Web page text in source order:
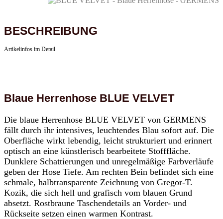
BESCHREIBUNG
Artikelinfos im Detail
Blaue Herrenhose BLUE VELVET
Die blaue Herrenhose BLUE VELVET von GERMENS
fällt durch ihr intensives, leuchtendes Blau sofort auf. Die
Oberfläche wirkt lebendig, leicht strukturiert und erinnert
optisch an eine künstlerisch bearbeitete Stofffläche.
Dunklere Schattierungen und unregelmäßige Farbverläufe
geben der Hose Tiefe. Am rechten Bein befindet sich eine
schmale, halbtransparente Zeichnung von Gregor-T.
Kozik, die sich hell und grafisch vom blauen Grund
absetzt. Rostbraune Taschendetails an Vorder- und
Rückseite setzen einen warmen Kontrast.